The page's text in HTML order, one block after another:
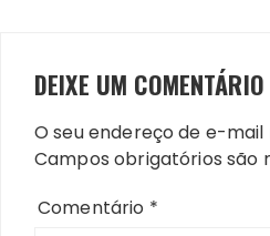
DEIXE UM COMENTÁRIO
O seu endereço de e-
Campos obrigatórios são
Comentário *